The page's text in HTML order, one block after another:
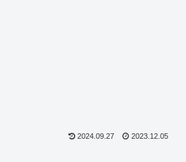
2024.09.27 2023.12.05